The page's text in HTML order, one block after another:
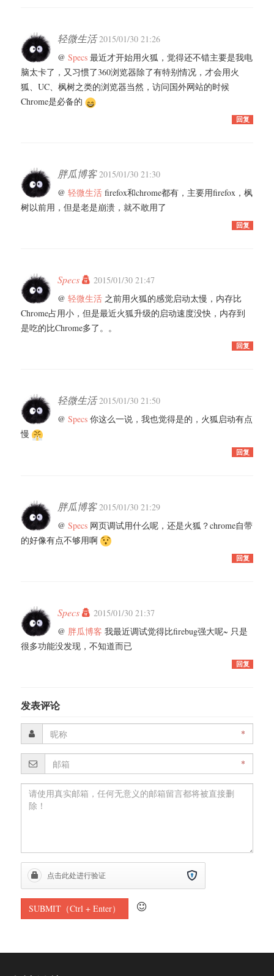
轻微生活2015/01/30 21:26
@ Specs 最近才开始用火狐，觉得还不错主要是我电
脑太卡了，又习惯了360浏览器除了有特别情况，才会用火
狐、UC、枫树之类的浏览器当然，访问国外网站的时候
Chrome是必备的
回复
胖瓜博客2015/01/30 21:30
@ 轻微生活 firefox和chrome都有，主要用firefox，枫
树以前用，但是老是崩溃，就不敢用了
回复
Specs
2015/01/30 21:47
@ 轻微生活 之前用火狐的感觉启动太慢，内存比
Chrome占用小，但是最近火狐升级的启动速度没快，内存到
是吃的比Chrome多了。。
回复
轻微生活2015/01/30 21:50
@ Specs 你这么一说，我也觉得是的，火狐启动有点
慢
回复
胖瓜博客2015/01/30 21:29
@ Specs 网页调试用什么呢，还是火狐？chrome自带
的好像有点不够用啊
回复
Specs
2015/01/30 21:37
@ 胖瓜博客 我最近调试觉得比firebug强大呢~ 只是
很多功能没发现，不知道而已
回复
发表评论
*
*